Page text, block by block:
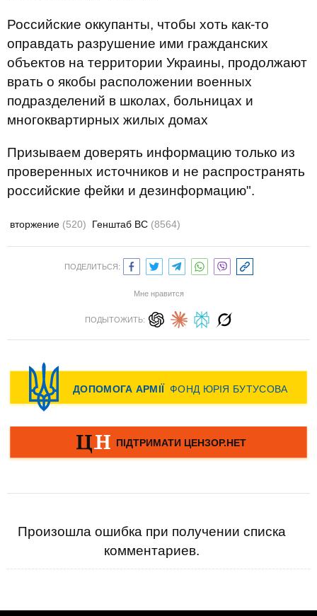
Российские оккупанты, чтобы хоть как-то
оправдать разрушение ими гражданских
объектов на территории Украины, продолжают
врать о якобы расположении военных
подразделений в школах, больницах и
многоквартирных жилых домах
Призываем доверять информацию только из
проверенных источников и не распространять
российские фейки и дезинформацию".
вторжение (520) Генштаб ВС (8564)
ПОДЕЛИТЬСЯ:
Мне нравится
ПОДЫТОЖИТЬ:
Произошла ошибка при получении списка
комментариев.